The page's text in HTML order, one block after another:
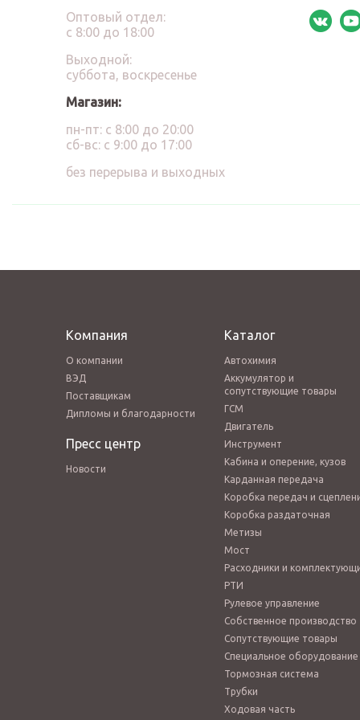
Оптовый отдел:
с 8:00 до 18:00
Выходной:
суббота, воскресенье
Магазин:
пн-пт: с 8:00 до 20:00
сб-вс: с 9:00 до 17:00
без перерыва и выходных
Компания
О компании
ВЭД
Поставщикам
Дипломы и благодарности
Пресс центр
Новости
Каталог
Автохимия
Аккумулятор и
сопутствующие товары
ГСМ
Двигатель
Инструмент
Кабина и оперение, кузов
Карданная передача
Коробка передач и
Коробка раздаточная
Метизы
Мост
Расходники и
РТИ
Рулевое управление
Собственное производство
Сопутствующие товары
Специальное оборудование
Тормозная система
Трубки
Ходовая часть